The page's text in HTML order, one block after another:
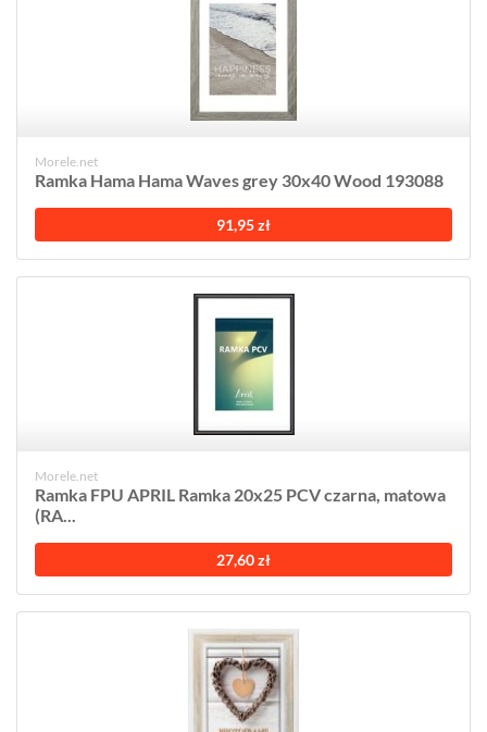
Morele.net
Ramka Hama Hama Waves grey 30x40 Wood 193088
91,95 zł
Morele.net
Ramka FPU APRIL Ramka 20x25 PCV czarna, matowa
(RA...
27,60 zł